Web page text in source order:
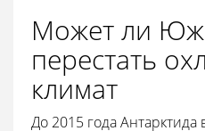
Может ли
перестать
климат
До 2015 года Антарктида